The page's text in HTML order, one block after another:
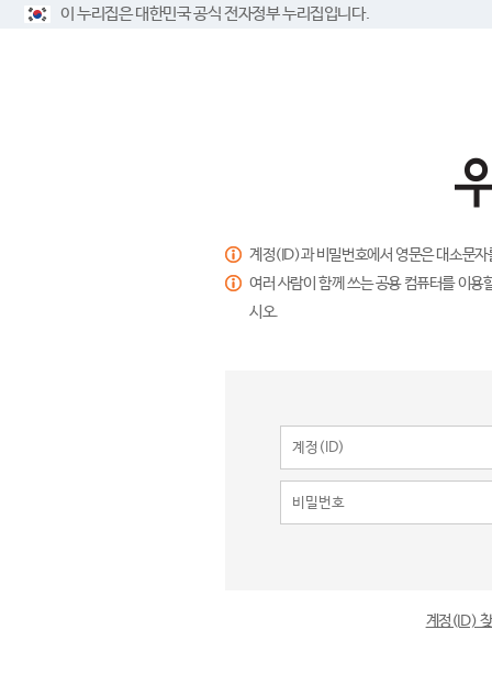
이 누리집은 대한민국 공식 전자정부 누리집입니다.
계정(ID)과 비밀번호에서 영문은 대소문
여러 사람이 함께 쓰는 공용 컴퓨터를 이
시오.
계정(ID)